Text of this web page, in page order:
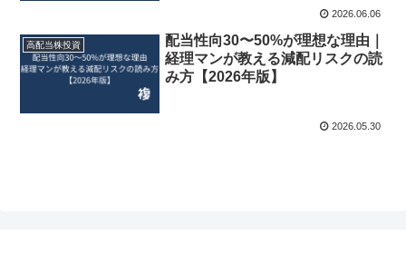
2026.06.06
高配当株投資
配当性向30〜50%が理想な理由｜
経理マンが教える減配リスクの読
み方【2026年版】
2026.05.30